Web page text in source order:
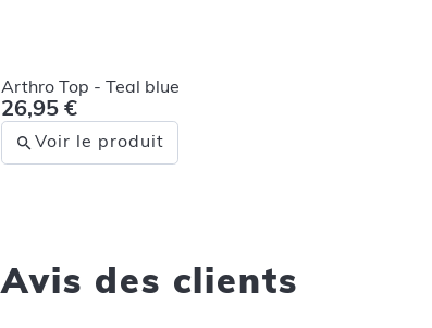
Arthro Top - Teal blue
26,95 €
Voir le produit
Avis des clients